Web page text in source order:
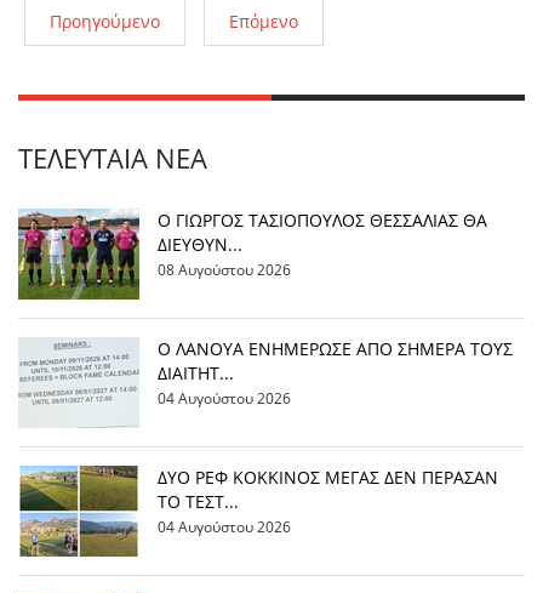
Προηγούμενο Επόμενο
ΤΕΛΕΥΤΑΊΑ ΝΈΑ
Ο ΓΙΩΡΓΟΣ ΤΑΣΙΟΠΟΥΛΟΣ ΘΕΣΣΑΛΙΑΣ ΘΑ
ΔΙΕΥΘΥΝ...
08 Αυγούστου 2026
Ο ΛΑΝΟΥΑ ΕΝΗΜΕΡΩΣΕ ΑΠΟ ΣΗΜΕΡΑ ΤΟΥΣ
ΔΙΑΙΤΗΤ...
04 Αυγούστου 2026
ΔΥΟ ΡΕΦ ΚΟΚΚΙΝΟΣ ΜΕΓΑΣ ΔΕΝ ΠΕΡΑΣΑΝ
ΤΟ ΤΕΣΤ...
04 Αυγούστου 2026